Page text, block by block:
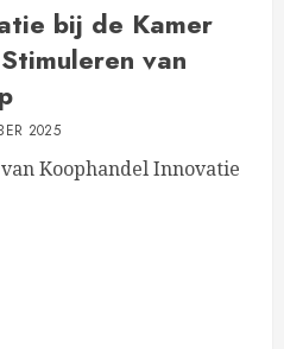
bij de Kamer
van
2025
Koophandel Innovatie